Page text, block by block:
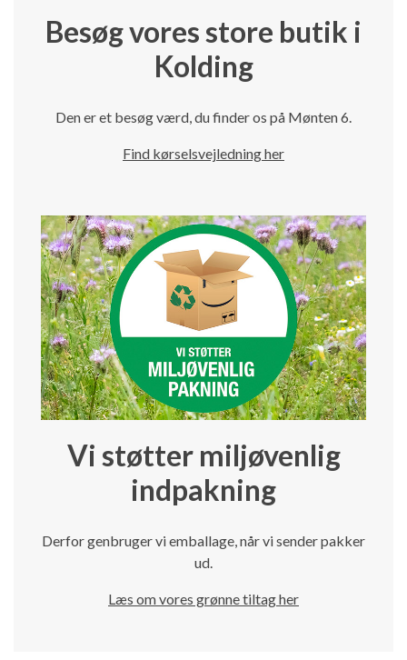
Besøg vores store butik i
Kolding
Den er et besøg værd, du finder os på Mønten 6.
Find kørselsvejledning her
Vi støtter miljøvenlig
indpakning
Derfor genbruger vi emballage, når vi sender pakker
ud.
Læs om vores grønne tiltag her